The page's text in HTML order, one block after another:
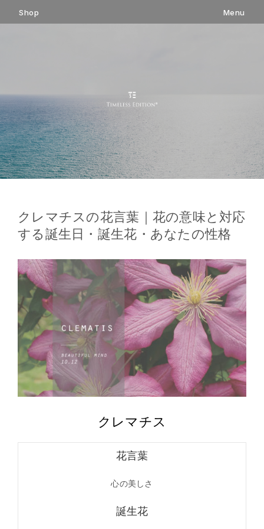
Shop Menu
ン
ス
キ
ッ
プ
クレマチスの花言葉｜花の意味と対応
する誕生日・誕生花・あなたの性格
クレマチス
花言葉
心の美しさ
誕生花